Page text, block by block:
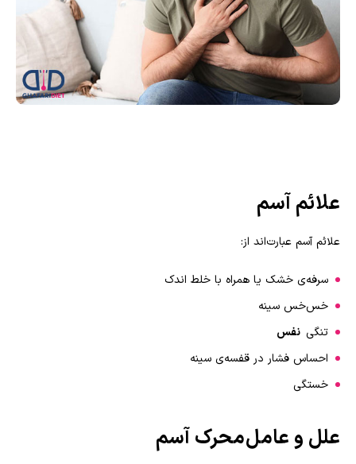
علائم آسم
علائم آسم عبارت‌اند از:
سرفه‌ی خشک یا همراه با خلط اندک
خس‌خس سینه
تنگی‌ نفس
احساس فشار در قفسه‌ی سينه
خستگی
علل و عامل محرک آسم